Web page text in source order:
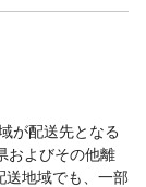
が配送先となる
およびその他離
送地域でも、一部